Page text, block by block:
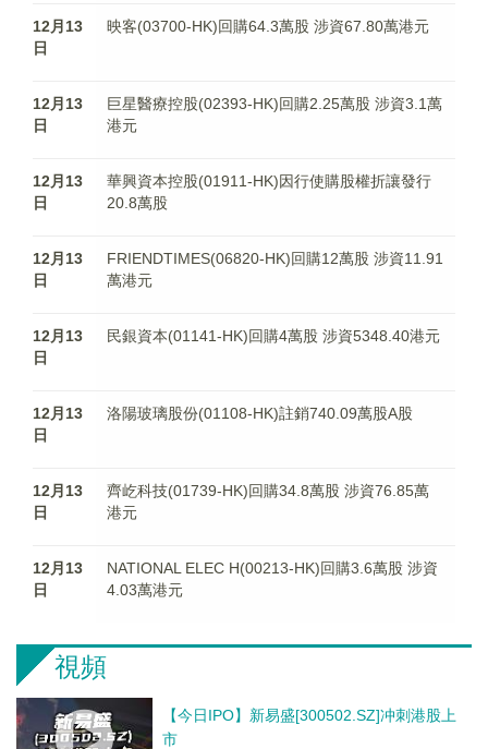
12月13
日
映客(03700-HK)回購64.3萬股 涉資67.80萬港元
12月13
日
巨星醫療控股(02393-HK)回購2.25萬股 涉資3.1萬
港元
12月13
日
華興資本控股(01911-HK)因行使購股權折讓發行
20.8萬股
12月13
日
FRIENDTIMES(06820-HK)回購12萬股 涉資11.91
萬港元
12月13
日
民銀資本(01141-HK)回購4萬股 涉資5348.40港元
12月13
日
洛陽玻璃股份(01108-HK)註銷740.09萬股A股
12月13
日
齊屹科技(01739-HK)回購34.8萬股 涉資76.85萬
港元
12月13
日
NATIONAL ELEC H(00213-HK)回購3.6萬股 涉資
4.03萬港元
視頻
【今日IPO】新易盛[300502.SZ]冲刺港股上
市